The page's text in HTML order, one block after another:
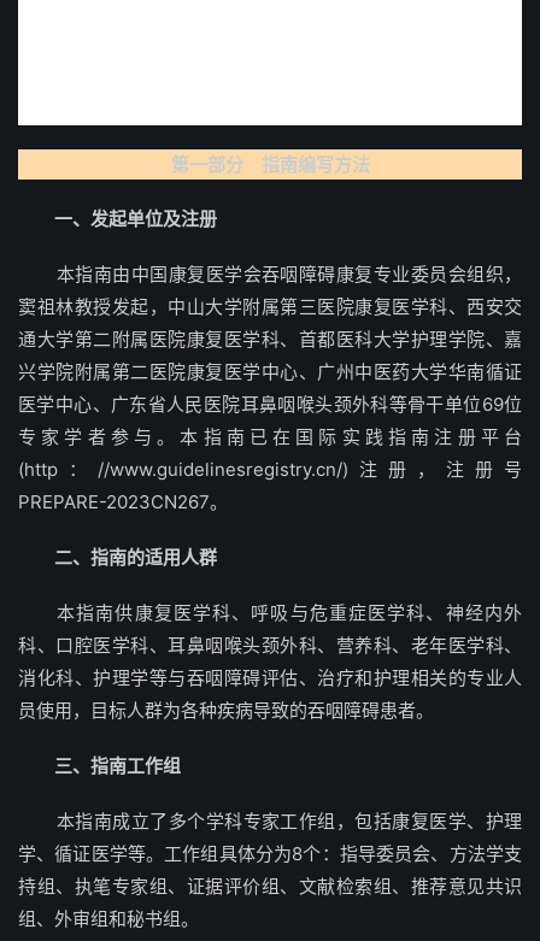
第一部分 指南编写方法
一、发起单位及注册
本指南由中国康复医学会吞咽障碍康复专业委员会组织，
窦祖林教授发起，中山大学附属第三医院康复医学科、西安交
通大学第二附属医院康复医学科、首都医科大学护理学院、嘉
兴学院附属第二医院康复医学中心、广州中医药大学华南循证
医学中心、广东省人民医院耳鼻咽喉头颈外科等骨干单位69位
专家学者参与。本指南已在国际实践指南注册平台
(http：//www.guidelinesregistry.cn/)注册，注册号
PREPARE-2023CN267。
二、指南的适用人群
本指南供康复医学科、呼吸与危重症医学科、神经内外
科、口腔医学科、耳鼻咽喉头颈外科、营养科、老年医学科、
消化科、护理学等与吞咽障碍评估、治疗和护理相关的专业人
员使用，目标人群为各种疾病导致的吞咽障碍患者。
三、指南工作组
本指南成立了多个学科专家工作组，包括康复医学、护理
学、循证医学等。工作组具体分为8个：指导委员会、方法学支
持组、执笔专家组、证据评价组、文献检索组、推荐意见共识
组、外审组和秘书组。